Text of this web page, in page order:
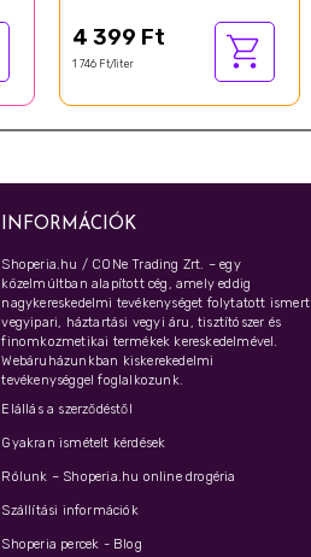
4 399 Ft
1 746 Ft/liter
INFORMÁCIÓK
Shoperia.hu / CONe Trading Zrt. – egy
közelmúltban alapított cég, amely eddig
nagykereskedelmi tevékenységet folytatott ismert
vegyipari, háztartási vegyi áru, tisztítószer és
finomkozmetikai termékek kereskedelmével.
Webáruházunkban kiskerekedelmi
tevékenységgel foglalkozunk.
Elállás a szerződéstől
Gyakran ismételt kérdések
Rólunk – Shoperia.hu online drogéria
Szállítási információk
Shoperia percek - Blog